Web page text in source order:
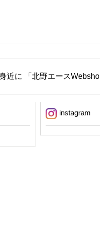
近に 「北野エース
instagram